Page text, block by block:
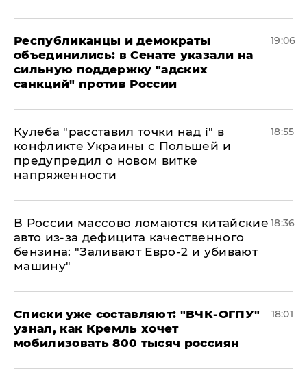
Республиканцы и демократы
объединились: в Сенате указали на
сильную поддержку "адских
санкций" против России
19:06
Кулеба "расставил точки над і" в
конфликте Украины с Польшей и
предупредил о новом витке
напряженности
18:55
В России массово ломаются китайские
авто из-за дефицита качественного
бензина: "Заливают Евро-2 и убивают
машину"
18:36
Списки уже составляют: "ВЧК-ОГПУ"
узнал, как Кремль хочет
мобилизовать 800 тысяч россиян
18:01